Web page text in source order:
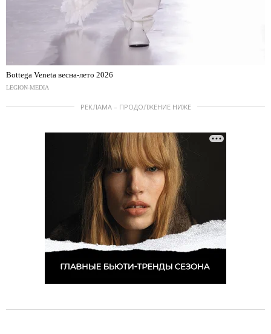
Bottega Veneta весна-лето 2026
LEGION-MEDIA
РЕКЛАМА – ПРОДОЛЖЕНИЕ НИЖЕ